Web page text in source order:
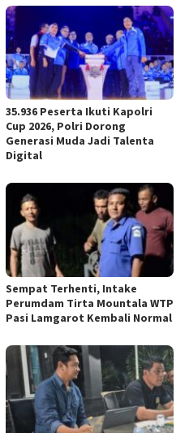
35.936 Peserta Ikuti Kapolri
Cup 2026, Polri Dorong
Generasi Muda Jadi Talenta
Digital
Sempat Terhenti, Intake
Perumdam Tirta Mountala WTP
Pasi Lamgarot Kembali Normal